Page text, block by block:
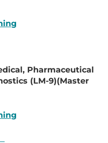
Pharmaceutical
(LM-9)(Master